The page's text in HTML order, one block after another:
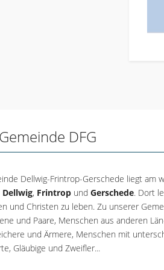
DFG
Dellwig-Frintrop-Gerschede liegt am
Dellwig, Frintrop und Gerschede. Dort
und Christen zu leben. Zu unserer
und Paare, Menschen aus anderen
und Ärmere, Menschen mit
Gläubige und Zweifler...